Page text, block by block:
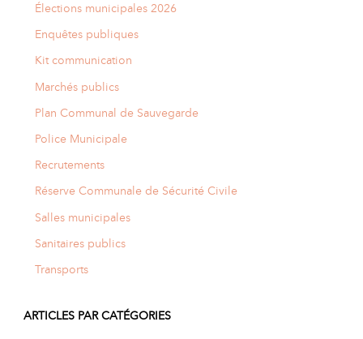
Élections municipales 2026
Enquêtes publiques
Kit communication
Marchés publics
Plan Communal de Sauvegarde
Police Municipale
Recrutements
Réserve Communale de Sécurité Civile
Salles municipales
Sanitaires publics
Transports
ARTICLES PAR CATÉGORIES